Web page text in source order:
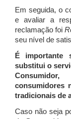
Em seguida, o
e avaliar a
reclamação foi
seu nível de
É importante
substitui o
consumidores
tradicionais de
Caso não seja